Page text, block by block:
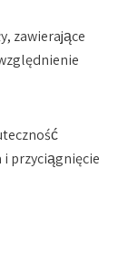
zawierające
i przyciągnięcie